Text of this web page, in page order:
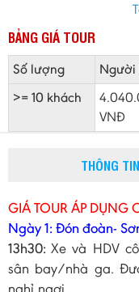
BẢNG GIÁ TOUR
Số lượng Người
>= 10 khách
VNĐ
THÔNG
GIÁ TOUR ÁP DỤNG
Ngày 1: Đón đoàn-
13h30:Xe và HDV
sân bay/nhà ga.